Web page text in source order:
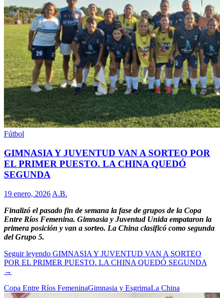
Fútbol
GIMNASIA Y JUVENTUD VAN A SORTEO POR
EL PRIMER PUESTO. LA CHINA QUEDÓ
SEGUNDA
19 enero, 2026 A.B.
Finalizó el pasado fin de semana la fase de grupos de la Copa
Entre Ríos Femenina. Gimnasia y Juventud Unida empataron la
primera posición y van a sorteo. La China clasificó como segunda
del Grupo 5.
Seguir leyendo GIMNASIA Y JUVENTUD VAN A SORTEO
POR EL PRIMER PUESTO. LA CHINA QUEDÓ SEGUNDA
→
Copa Entre Ríos FemeninaGimnasia y EsgrimaLa China